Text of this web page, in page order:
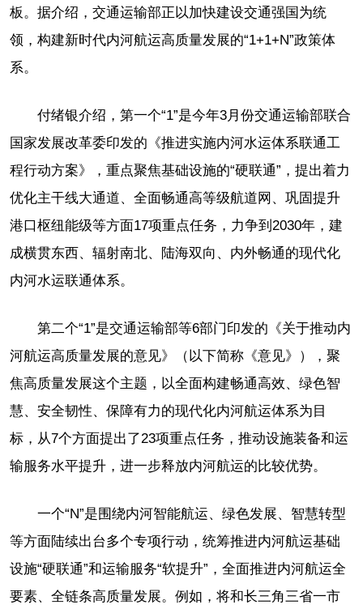
板。据介绍，交通运输部正以加快建设交通强国为统
领，构建新时代内河航运高质量发展的“1+1+N”政策体
系。
付绪银介绍，第一个“1”是今年3月份交通运输部联合
国家发展改革委印发的《推进实施内河水运体系联通工
程行动方案》，重点聚焦基础设施的“硬联通”，提出着力
优化主干线大通道、全面畅通高等级航道网、巩固提升
港口枢纽能级等方面17项重点任务，力争到2030年，建
成横贯东西、辐射南北、陆海双向、内外畅通的现代化
内河水运联通体系。
第二个“1”是交通运输部等6部门印发的《关于推动内
河航运高质量发展的意见》（以下简称《意见》），聚
焦高质量发展这个主题，以全面构建畅通高效、绿色智
慧、安全韧性、保障有力的现代化内河航运体系为目
标，从7个方面提出了23项重点任务，推动设施装备和运
输服务水平提升，进一步释放内河航运的比较优势。
一个“N”是围绕内河智能航运、绿色发展、智慧转型
等方面陆续出台多个专项行动，统筹推进内河航运基础
设施“硬联通”和运输服务“软提升”，全面推进内河航运全
要素、全链条高质量发展。例如，将和长三角三省一市